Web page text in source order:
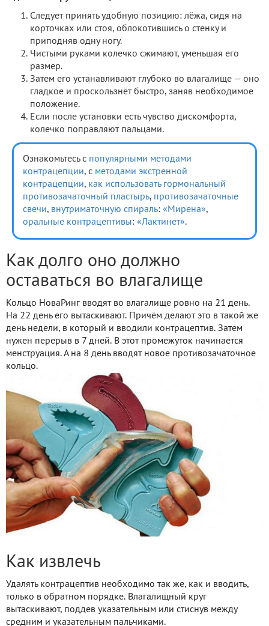
Следует принять удобную позицию: лёжа, сидя на
корточках или стоя, облокотившись о стенку и
приподняв одну ногу.
Чистыми руками колечко сжимают, уменьшая его
размер.
Затем его устанавливают глубоко во влагалище — оно
гладкое и проскользнёт быстро, заняв необходимое
положение.
Если после установки есть чувство дискомфорта,
колечко поправляют пальцами.
Ознакомьтесь с популярными методами
контрацепции, с методами экстренной
контрацепции, как использовать гормональный
противозачаточный пластырь, противозачаточные
свечи, внутриматочную спираль: «Мирена»,
оральные контрацептивы: «Лактинет».
Как долго оно должно
оставаться во влагалище
Кольцо НоваРинг вводят во влагалище ровно на 21 день.
На 22 день его вытаскивают. Причём делают это в такой же
день недели, в который и вводили контрацептив. Затем
нужен перерыв в 7 дней. В этот промежуток начинается
менструация. А на 8 день вводят новое противозачаточное
кольцо.
Как извлечь
Удалять контрацептив необходимо так же, как и вводить,
только в обратном порядке. Влагалищный круг
вытаскивают, поддев указательным или стиснув между
средним и указательным пальчиками.